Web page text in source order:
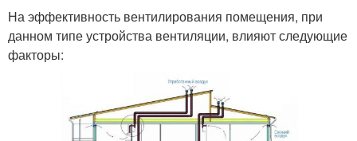
На эффективность вентилирования помещения, при
данном типе устройства вентиляции, влияют следующие
факторы: